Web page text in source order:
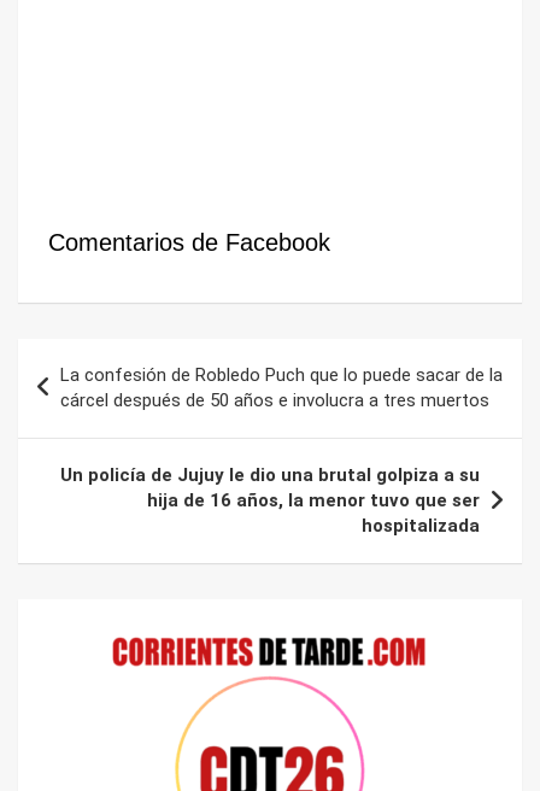
Comentarios de Facebook
de
entradas
La confesión de Robledo Puch que lo puede sacar de la
cárcel después de 50 años e involucra a tres muertos
Un policía de Jujuy le dio una brutal golpiza a su
hija de 16 años, la menor tuvo que ser
hospitalizada